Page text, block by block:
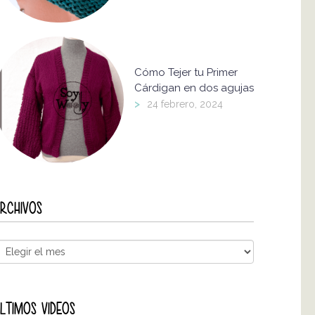
Cómo Tejer tu Primer
Cárdigan en dos agujas
> 24 febrero, 2024
VIDEOS